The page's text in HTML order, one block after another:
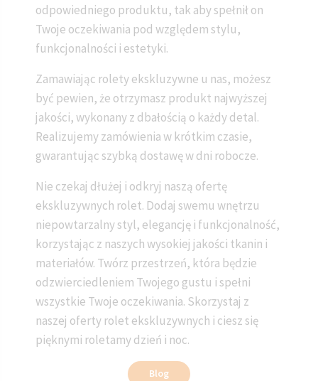
odpowiedniego produktu, tak aby spełnił on
Twoje oczekiwania pod względem stylu,
funkcjonalności i estetyki.
Zamawiając rolety ekskluzywne u nas, możesz
być pewien, że otrzymasz produkt najwyższej
jakości, wykonany z dbałością o każdy detal.
Realizujemy zamówienia w krótkim czasie,
gwarantując szybką dostawę w dni robocze.
Nie czekaj dłużej i odkryj naszą ofertę
ekskluzywnych rolet. Dodaj swemu wnętrzu
niepowtarzalny styl, elegancję i funkcjonalność,
korzystając z naszych wysokiej jakości tkanin i
materiałów. Twórz przestrzeń, która będzie
odzwierciedleniem Twojego gustu i spełni
wszystkie Twoje oczekiwania. Skorzystaj z
naszej oferty rolet ekskluzywnych i ciesz się
pięknymi roletamy dzień i noc.
Blog